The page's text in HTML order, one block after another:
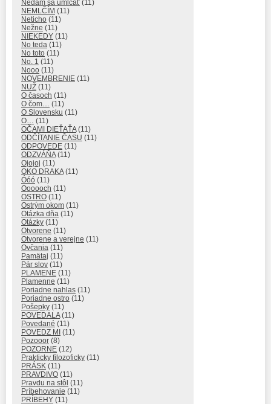
Nedám sa umlčať (11)
NEMLČÍM (11)
Neticho (11)
Nežne (11)
NIEKEDY (11)
No teda (11)
No toto (11)
No. 1 (11)
Nooo (11)
NOVEMBRENIE (11)
NUŽ (11)
O časoch (11)
O čom… (11)
O Slovensku (11)
O… (11)
OČAMI DIEŤAŤA(11)
ODČÍTANIE ČASU (11)
ODPOVEDE (11)
ODZVÁŇA(11)
Ojojoj (11)
OKO DRAKA(11)
Óóó (11)
Oooooch (11)
OSTRO (11)
Ostrým okom (11)
Otázka dňa (11)
Otázky (11)
Otvorene (11)
Otvorene a verejne (11)
Ovčania (11)
Pamätaj (11)
Pár slov (11)
PLAMENE (11)
Plamenne (11)
Poriadne nahlas (11)
Poriadne ostro (11)
Pošepky (11)
POVEDALA(11)
Povedané (11)
POVEDZ MI (11)
Pozooor (8)
POZORNE (12)
Prakticky filozoficky (11)
PRÁSK (11)
PRAVDIVO (11)
Pravdu na stôl (11)
Príbehovanie (11)
PRÍBEHY (11)